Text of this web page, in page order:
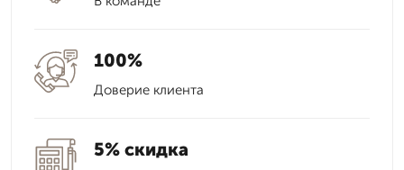
100%
Доверие клиента
5% скидка